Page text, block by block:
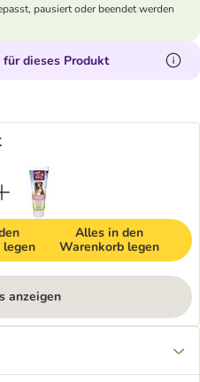
pausiert oder beendet werden
dieses Produkt
Alles in den
Warenkorb legen
anzeigen